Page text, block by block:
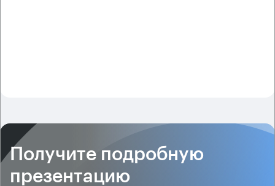
Получите подробную
презентацию